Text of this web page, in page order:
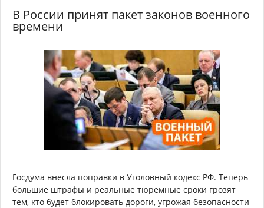
В России принят пакет законов военного
времени
Госдума внесла поправки в Уголовный кодекс РФ. Теперь
большие штрафы и реальные тюремные сроки грозят
тем, кто будет блокировать дороги, угрожая безопасности